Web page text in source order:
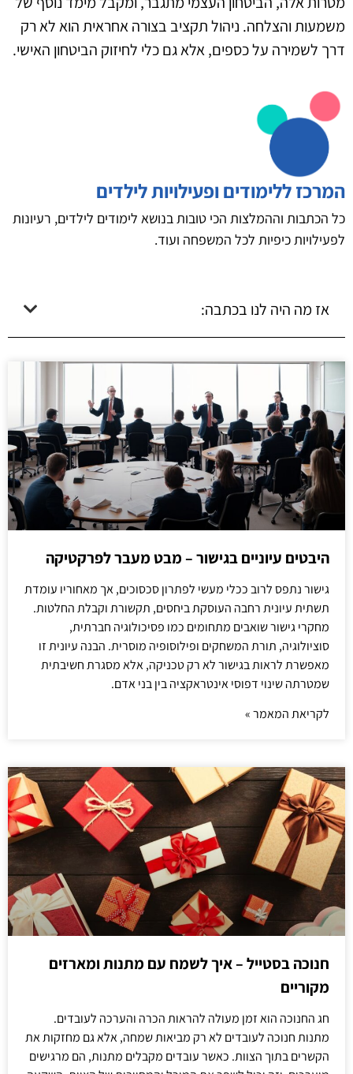
משמעות והצלחה. ניהול תקציב בצורה אחראית הוא לא רק
דרך לשמירה על כספים, אלא גם כלי לחיזוק הביטחון האישי.
המרכז ללימודים ופעילויות לילדים
כל הכתבות וההמלצות הכי טובות בנושא לימודים לילדים, רעיונות
לפעילויות כיפיות לכל המשפחה ועוד.
אז מה היה לנו בכתבה:
היבטים עיוניים בגישור – מבט מעבר לפרקטיקה
גישור נתפס לרוב ככלי מעשי לפתרון סכסוכים, אך מאחוריו עומדת
תשתית עיונית רחבה העוסקת ביחסים, תקשורת וקבלת החלטות.
מחקרי גישור שואבים מתחומים כמו פסיכולוגיה חברתית,
סוציולוגיה, תורת המשחקים ופילוסופיה מוסרית. הבנה עיונית זו
מאפשרת לראות בגישור לא רק טכניקה, אלא מסגרת חשיבתית
שמטרתה שינוי דפוסי אינטראקציה בין בני אדם.
לקריאת המאמר »
חנוכה בסטייל – איך לשמח עם מתנות ומארזים
מקוריים
חג החנוכה הוא זמן מעולה להראות הכרה והערכה לעובדים.
מתנות חנוכה לעובדים לא רק מביאות שמחה, אלא גם מחזקות את
הקשרים בתוך הצוות. כאשר עובדים מקבלים מתנות, הם מרגישים